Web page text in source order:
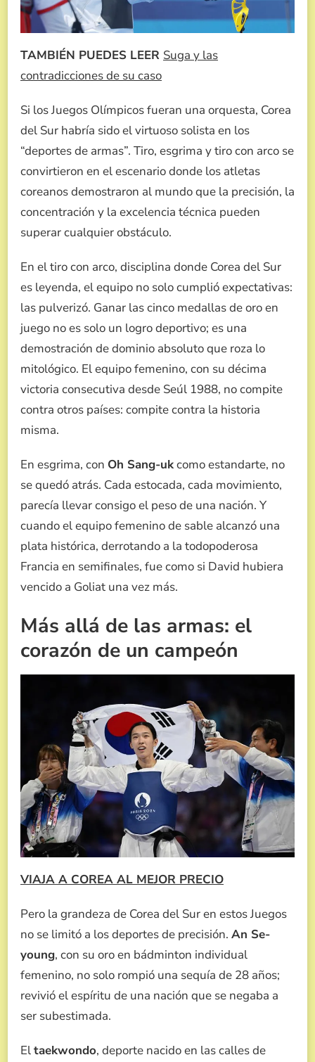
TAMBIÉN PUEDES LEER Suga y las
contradicciones de su caso
Si los Juegos Olímpicos fueran una orquesta, Corea
del Sur habría sido el virtuoso solista en los
“deportes de armas”. Tiro, esgrima y tiro con arco se
convirtieron en el escenario donde los atletas
coreanos demostraron al mundo que la precisión, la
concentración y la excelencia técnica pueden
superar cualquier obstáculo.
En el tiro con arco, disciplina donde Corea del Sur
es leyenda, el equipo no solo cumplió expectativas:
las pulverizó. Ganar las cinco medallas de oro en
juego no es solo un logro deportivo; es una
demostración de dominio absoluto que roza lo
mitológico. El equipo femenino, con su décima
victoria consecutiva desde Seúl 1988, no compite
contra otros países: compite contra la historia
misma.
En esgrima, con Oh Sang-ukcomo estandarte, no
se quedó atrás. Cada estocada, cada movimiento,
parecía llevar consigo el peso de una nación. Y
cuando el equipo femenino de sable alcanzó una
plata histórica, derrotando a la todopoderosa
Francia en semifinales, fue como si David hubiera
vencido a Goliat una vez más.
Más allá de las armas: el
corazón de un campeón
VIAJA A COREA AL MEJOR PRECIO
Pero la grandeza de Corea del Sur en estos Juegos
no se limitó a los deportes de precisión. An Se-
young, con su oro en bádminton individual
femenino, no solo rompió una sequía de 28 años;
revivió el espíritu de una nación que se negaba a
ser subestimada.
Eltaekwondo, deporte nacido en las calles de